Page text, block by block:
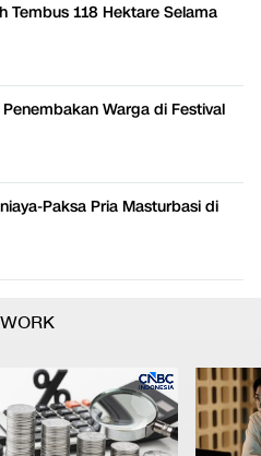
Tembus 118 Hektare Selama
Warga di Festival
Paksa Pria Masturbasi di